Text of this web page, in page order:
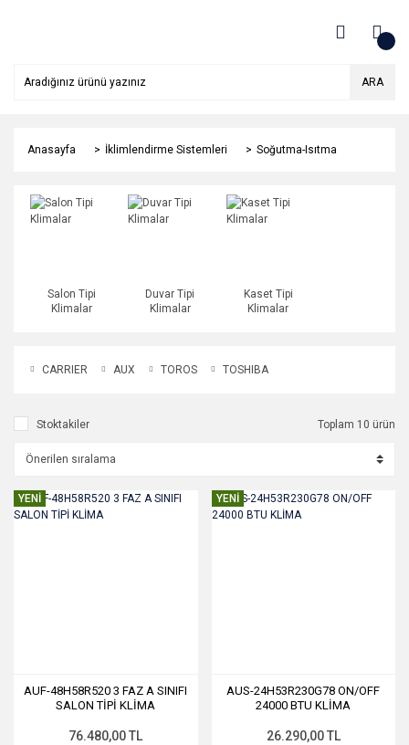
ARA
Anasayfa İklimlendirme Sistemleri Soğutma-Isıtma
Salon Tipi
Klimalar
Duvar Tipi
Klimalar
Kaset Tipi
Klimalar
CARRIER AUX TOROS TOSHIBA
Stoktakiler Toplam 10 ürün
YENİ
AUF-48H58R520 3 FAZ A SINIFI
SALON TİPİ KLİMA
76.480,00 TL
YENİ
AUS-24H53R230G78 ON/OFF
24000 BTU KLİMA
26.290,00 TL